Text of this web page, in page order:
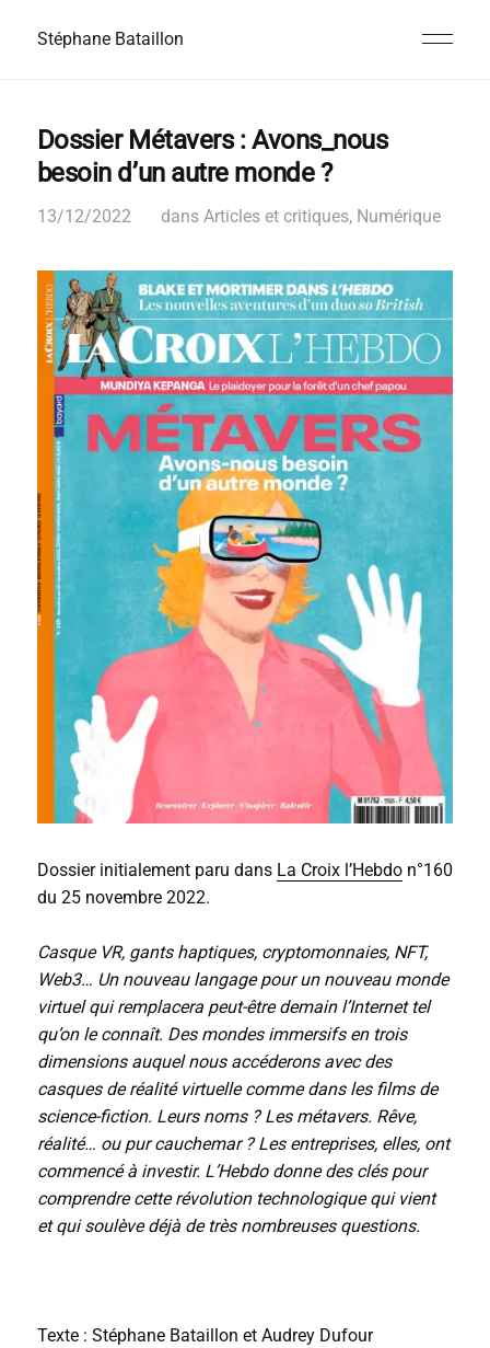
Stéphane Bataillon
Dossier Métavers : Avons_nous
besoin d’un autre monde ?
13/12/2022 dans Articles et critiques, Numérique
Dossier initialement paru dans La Croix l’Hebdon°160
du 25 novembre 2022.
Casque VR, gants haptiques, cryptomonnaies, NFT,
Web3… Un nouveau langage pour un nouveau monde
virtuel qui remplacera peut-être demain l’Internet tel
qu’on le connaît. Des mondes immersifs en trois
dimensions auquel nous accéderons avec des
casques de réalité virtuelle comme dans les films de
science-fiction. Leurs noms ? Les métavers. Rêve,
réalité… ou pur cauchemar ? Les entreprises, elles, ont
commencé à investir. L’Hebdo donne des clés pour
comprendre cette révolution technologique qui vient
et qui soulève déjà de très nombreuses questions.
Texte : Stéphane Bataillon et Audrey Dufour